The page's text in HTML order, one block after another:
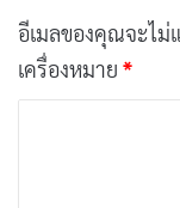
“Shazam!” ไม่เ
อารมณ์ขัน แต่ยัง
อีเมลของคุณจะไม่
เครื่องหมาย *